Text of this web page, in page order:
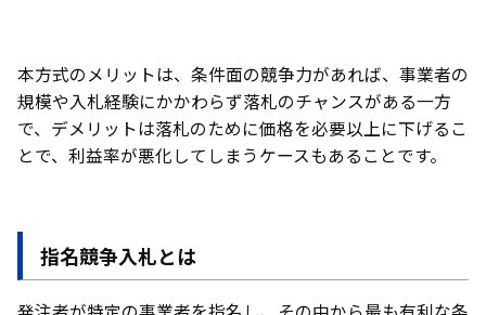
本方式のメリットは、条件面の競争力があれば、事業者の
規模や入札経験にかかわらず落札のチャンスがある一方
で、デメリットは落札のために価格を必要以上に下げるこ
とで、利益率が悪化してしまうケースもあることです。
指名競争入札とは